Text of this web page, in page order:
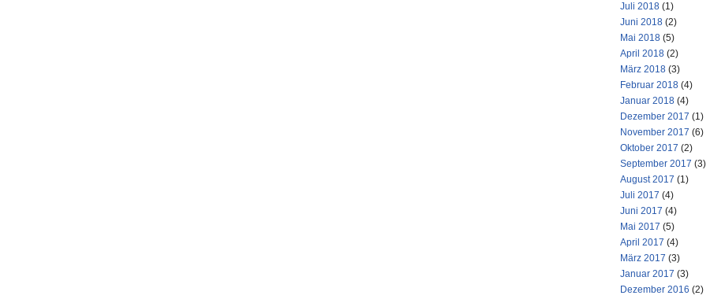
Juli 2018 (1)
Juni 2018 (2)
Mai 2018 (5)
April 2018 (2)
März 2018 (3)
Februar 2018 (4)
Januar 2018 (4)
Dezember 2017 (1)
November 2017 (6)
Oktober 2017 (2)
September 2017 (3)
August 2017 (1)
Juli 2017 (4)
Juni 2017 (4)
Mai 2017 (5)
April 2017 (4)
März 2017 (3)
Januar 2017 (3)
Dezember 2016 (2)